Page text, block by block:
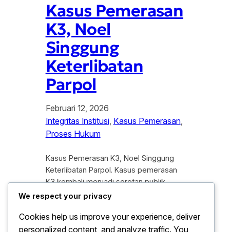
Kasus Pemerasan
K3, Noel
Singgung
Keterlibatan
Parpol
Februari 12, 2026
Integritas Institusi, Kasus Pemerasan
Proses Hukum
Kasus Pemerasan K3, Noel Singgung
Keterlibatan Parpol. Kasus pemerasan
K3 kembali menjadi sorotan publik
setelah muncul pernyataan dari Noel
partai politik atau parpol dalam pusaran
perkara tersebut. Isu ini pun memicu
We respect your privacy
Cookies help us improve your experience, deliver
personalized content, and analyze traffic. You